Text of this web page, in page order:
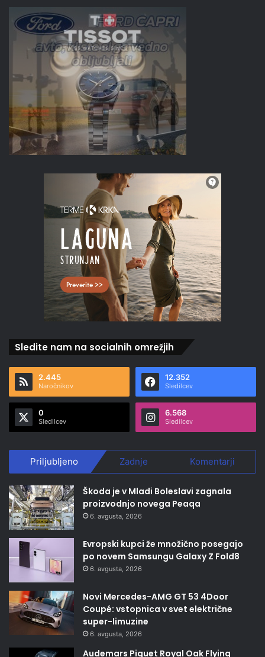
Sledite nam na socialnih omrežjih
2.445
Naročnikov
12.352
Sledilcev
0
Sledilcev
6.568
Sledilcev
Priljubljeno Zadnje Komentarji
Škoda je v Mladi Boleslavi zagnala
proizvodnjo novega Peaqa
6. avgusta, 2026
Evropski kupci že množično posegajo
po novem Samsungu Galaxy Z Fold8
6. avgusta, 2026
Novi Mercedes-AMG GT 53 4Door
Coupé: vstopnica v svet električne
super-limuzine
6. avgusta, 2026
Audemars Piguet Royal Oak Flying